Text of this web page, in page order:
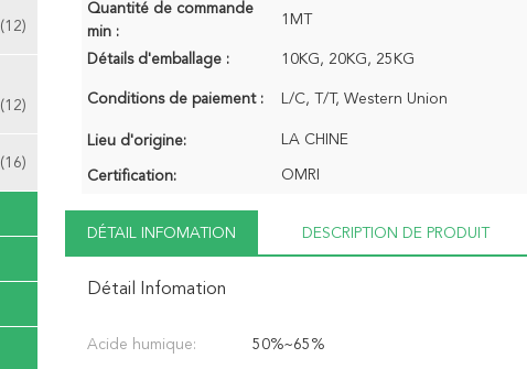
(12)
(12)
(16)
Quantité de commande
min :
1MT
Détails d'emballage : 10KG, 20KG, 25KG
Conditions de paiement : L/C, T/T, Western Union
Lieu d'origine: LA CHINE
Certification: OMRI
DÉTAIL INFOMATION DESCRIPTION DE PRODUIT
Détail Infomation
Acide humique: 50%~65%